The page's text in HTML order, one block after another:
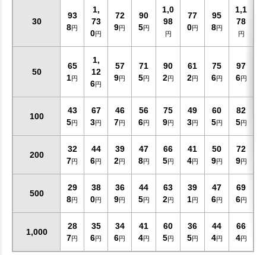
お買い物を続ける カートへ進む
30
93
8円
1,
73
0円
72
9円
90
5円
1,0
98
円
77
0円
95
8円
1,1
78
円
50
65
1円
1,
12
6円
57
9円
71
5円
90
2円
61
2円
75
6円
97
6円
100
43
5円
67
3円
46
7円
56
6円
75
9円
49
3円
60
5円
82
5円
200
32
7円
44
6円
39
2円
47
8円
66
5円
41
4円
50
9円
72
9円
500
29
8円
38
0円
36
9円
44
5円
63
2円
39
1円
47
6円
69
6円
1,000
28
7円
35
6円
34
6円
41
4円
60
5円
36
5円
44
4円
66
4円